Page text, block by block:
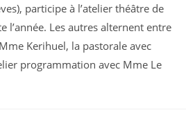
participe à l’atelier théâtre de
l’année. Les autres alternent entre
Kerihuel, la pastorale avec
programmation avec Mme Le